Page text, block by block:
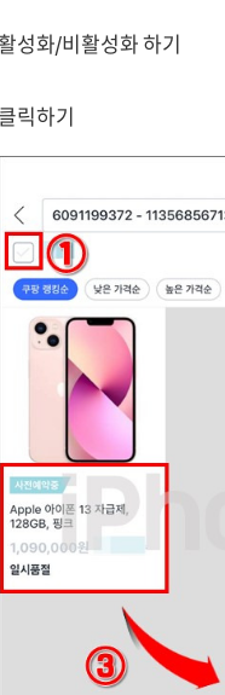
성화/비활성화 하기
클릭하기